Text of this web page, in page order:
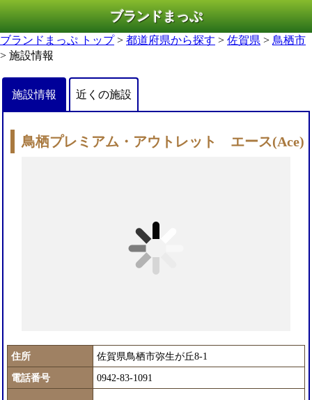
ブランドまっぷ
ブランドまっぷ トップ> 都道府県から探す > 佐賀県 > 鳥栖市
> 施設情報
施設情報 近くの施設
鳥栖プレミアム・アウトレット エース(Ace)
住所
佐賀県鳥栖市弥生が丘8-1
電話番号
0942-83-1091